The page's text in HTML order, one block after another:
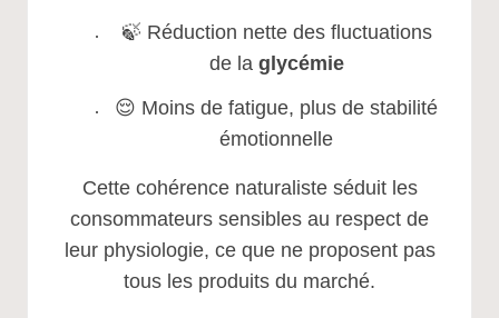
🍃 Réduction nette des fluctuations
de la glycémie
😌 Moins de fatigue, plus de stabilité
émotionnelle
Cette cohérence naturaliste séduit les
consommateurs sensibles au respect de
leur physiologie, ce que ne proposent pas
tous les produits du marché.